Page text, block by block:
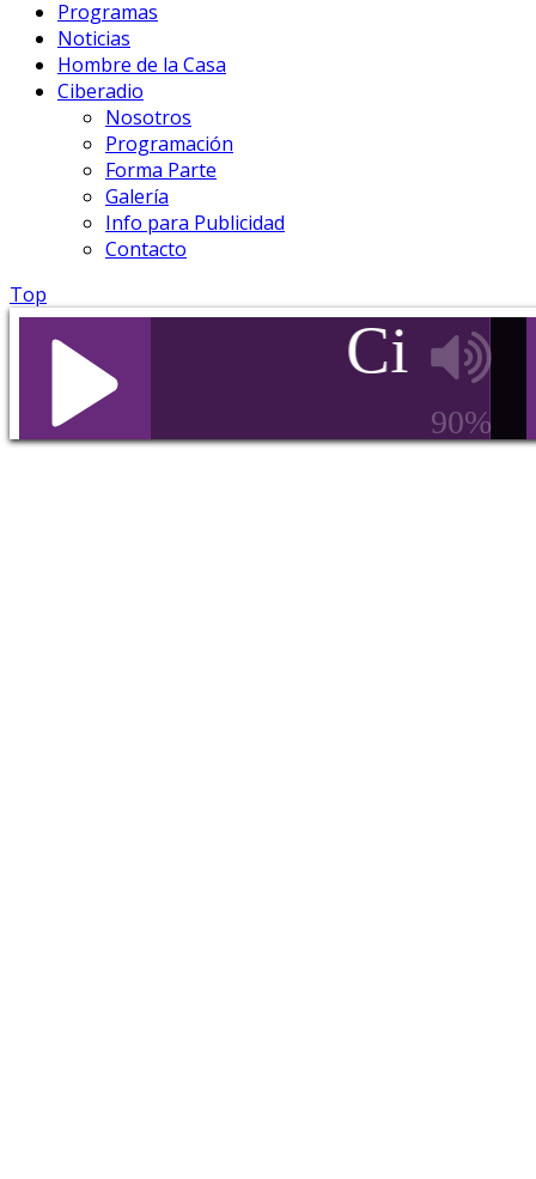
Programas
Noticias
Hombre de la Casa
Ciberadio
Nosotros
Programación
Forma Parte
Galería
Info para Publicidad
Contacto
Top